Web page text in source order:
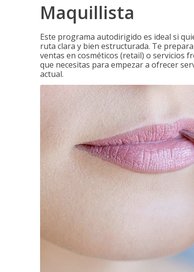
Maquillista
Este programa autodirigido es ideal si
ruta clara y bien estructurada. Te
ventas en cosméticos (retail) o servicios
que necesitas para empezar a ofrecer
actual.